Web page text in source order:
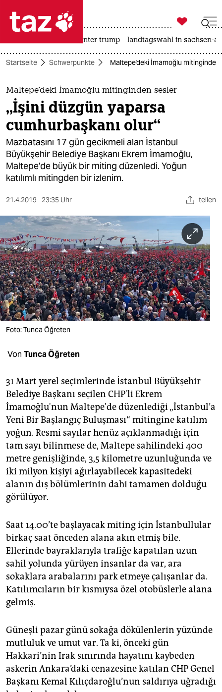
 taz zahl ich
taz zahl ich
themen
politik
öko
gesellschaft
kultur
sport
berlin
nord
wahrheit
verlag
verlag
veranstaltungen
unterstützen
abo
genossenschaft
epaper login

taz zahl ich
usa unter trump landtagswahl in sachsen-
Startseite Schwerpunkte Maltepe'deki İmamoğlu mitinginden
Maltepe'deki İmamoğlu mitinginden sesler
„İşini düzgün yaparsa
cumhurbaşkanı olur“
Mazbatasını 17 gün gecikmeli alan İstanbul
Büyükşehir Belediye Başkanı Ekrem İmamoğlu,
Maltepe’de büyük bir miting düzenledi. Yoğun
katılımlı mitingden bir izlenim.
21.4.2019 23:35 Uhr teilen
Foto: Tunca Öğreten
Von Tunca Öğreten
31 Mart yerel seçimlerinde İstanbul Büyükşehir
Belediye Başkanı seçilen CHP'li Ekrem
İmamoğlu'nun Maltepe'de düzenlediği „İstanbul’a
Yeni Bir Başlangıç Buluşması“ mitingine katılım
yoğun. Resmi sayılar henüz açıklanmadığı için
tam sayı bilinmese de, Maltepe sahilindeki 400
metre genişliğinde, 3,5 kilometre uzunluğunda ve
iki milyon kişiyi ağırlayabilecek kapasitedeki
alanın dış bölümlerinin dahi tamamen dolduğu
görülüyor.
Saat 14.00’te başlayacak miting için İstanbullular
birkaç saat önceden alana akın etmiş bile.
Ellerinde bayraklarıyla trafiğe kapatılan uzun
sahil yolunda yürüyen insanlar da var, ara
sokaklara arabalarını park etmeye çalışanlar da.
Katılımcıların bir kısmıysa özel otobüslerle alana
gelmiş.
Güneşli pazar günü sokağa dökülenlerin yüzünde
mutluluk ve umut var. Ta ki, önceki gün
Hakkari’nin Irak sınırında hayatını kaybeden
askerin Ankara’daki cenazesine katılan CHP Genel
Başkanı Kemal Kılıçdaroğlu’nun saldırıya uğradığı